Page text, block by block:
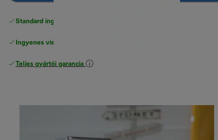
Standard ingyenes kiszállítás
Ingyenes visszaküldés
Teljes gyártói garancia